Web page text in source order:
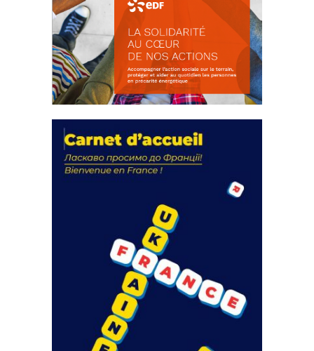
actions
18 septembre 2023
FEUILLETER